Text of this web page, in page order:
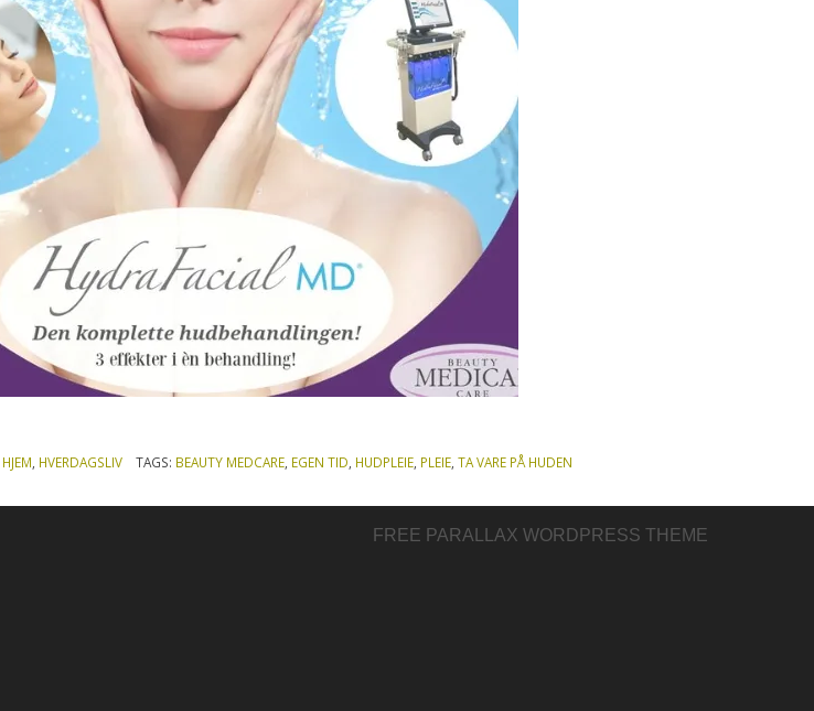
HJEM HVERDAGSLIV TAGS: BEAUTY MEDCARE, EGEN TID HUDPLEIE, PLEIE, TA VARE PÅ HUDEN
FREE PARALLAX WORDPRESS THEME